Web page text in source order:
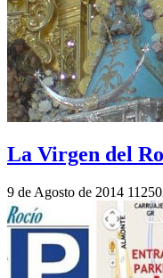
La Virgen del
9 de Agosto de 2014